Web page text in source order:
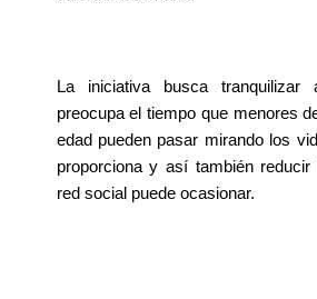
La iniciativa busca
preocupa el tiempo que menores
edad pueden pasar mirando los
proporciona y así también
red social puede ocasionar.